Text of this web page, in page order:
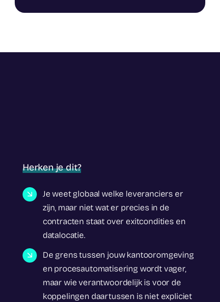
Herken je dit?
Je weet globaal welke leveranciers er
zijn, maar niet wat er precies in de
contracten staat over exitcondities en
datalocatie.
De grens tussen jouw kantooromgeving
en procesautomatisering wordt vager,
maar wie verantwoordelijk is voor de
koppelingen daartussen is niet expliciet